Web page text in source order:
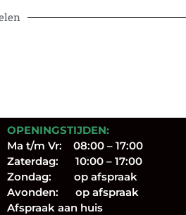
OPENINGSTIJDEN:
Ma t/m Vr: 08:00 – 17:00
Zaterdag: 10:00 – 17:00
Zondag: op afspraak
Avonden: op afspraak
Afspraak aan huis